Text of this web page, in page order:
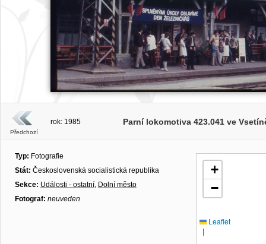
Předchozí
rok: 1985 Parní lokomotiva 423.041 ve
Typ: Fotografie
Stát: Československá socialistická republika
Sekce: Události - ostatní, Dolní město
Fotograf: neuveden
+
−
Leaflet
|